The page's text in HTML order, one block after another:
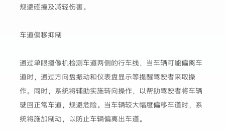
规避碰撞及减轻伤害。
车道偏移抑制
通过单眼摄像机检测车道两侧的行车线，当车辆可能偏离车
道时，通过方向盘振动和仪表盘显示等提醒驾驶者采取操
作。同时，系统将辅助实施转向操作，以帮助驾驶者将车辆
驶回正常车道，规避危险。当车辆较大幅度偏移车道时，系
统将施加制动，以防止车辆偏离出车道。